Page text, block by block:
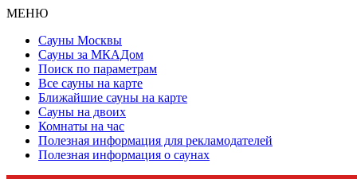
МЕНЮ
Сауны Москвы
Сауны за МКАДом
Поиск по параметрам
Все сауны на карте
Ближайшие сауны на карте
Сауны на двоих
Комнаты на час
Полезная информация для рекламодателей
Полезная информация о саунах